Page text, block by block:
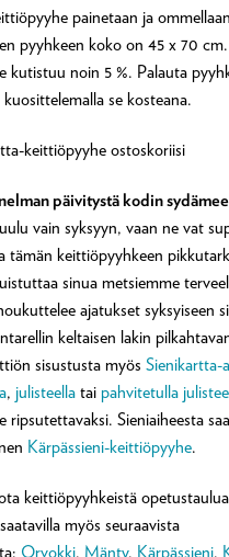
painetaan ja
pyyhkeen koko on 45 x 70
kutistuu noin 5 %. Palauta
se kosteana.
keittiöpyyhe ostoskoriisi
päivitystä kodin
vain syksyyn, vaan ne vat
tämän keittiöpyyhkeen
sinua metsiemme
ajatukset syksyiseen
keltaisen lakin
sisustusta myös Sienikartta-
, julisteella tai pahvitetulla
ripsutettavaksi. Sieniaiheesta
Kärpässieni-keittiöpyyhe.
keittiöpyyhkeistä
myös seuraavista
Orvokki, Mänty, Kärpässieni,